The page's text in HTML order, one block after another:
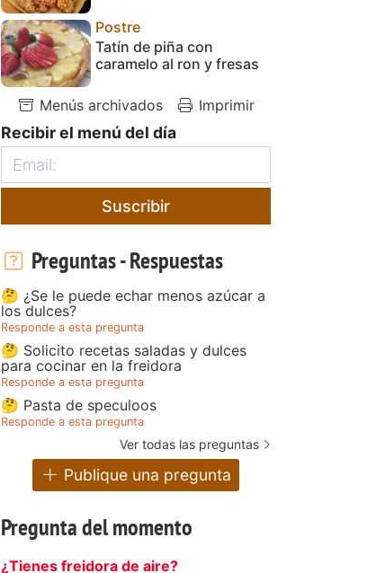
Postre
Tatín de piña con
caramelo al ron y fresas
Menús archivados Imprimir
Recibir el menú del día
Suscribir
Preguntas - Respuestas
🤔 ¿Se le puede echar menos azúcar a
los dulces?
Responde a esta pregunta
🤔 Solicito recetas saladas y dulces
para cocinar en la freidora
Responde a esta pregunta
🤔 Pasta de speculoos
Responde a esta pregunta
Ver todas las preguntas
Publique una pregunta
Pregunta del momento
¿Tienes freidora de aire?